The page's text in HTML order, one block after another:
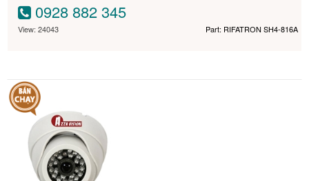
0928 882 345
View: 24043 Part: RIFATRON SH4-816A